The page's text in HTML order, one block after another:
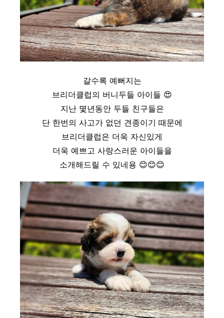
갈수록 예뻐지는
브리더클럽의 버니두들 아이들 😍
지난 몇년동안 두들 친구들은
단 한번의 사고가 없던 견종이기 때문에
브리더클럽은 더욱 자신있게
더욱 예쁘고 사랑스러운 아이들을
소개해드릴 수 있네용 😊😊😊